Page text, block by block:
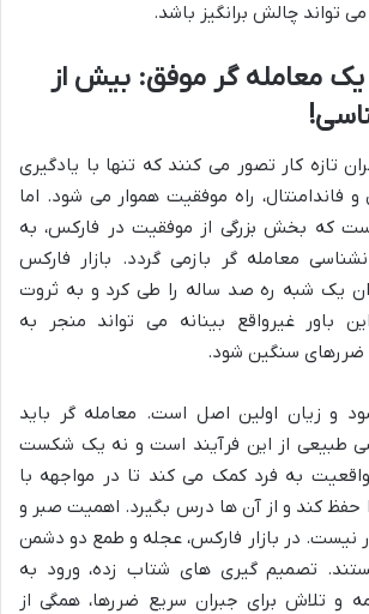
تواند چالش برانگیز باشد.
معامله گر موفق: بیش از
تازه کار تصور می کنند که تنها با یادگیری
فاندامنتال، راه موفقیت هموار می شود. اما
که بخش بزرگی از موفقیت در فارکس، به
معامله گر بازمی گردد. بازار فارکس
یک شبه ره صد ساله را طی کرد و به ثروت
باور غیرواقع بینانه می تواند منجر به
سنگین شود.
و زیان اولین اصل است. معامله گر باید
طبیعی از این فرآیند است و نه یک شکست
به فرد کمک می کند تا در مواجهه با
حفظ کند و از آن ها درس بگیرد. اهمیت صبر و
نیست. در بازار فارکس، عجله و طمع دو دشمن
تصمیم گیری های شتاب زده، ورود به
و تلاش برای جبران سریع ضررها، همگی از